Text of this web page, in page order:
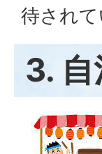
待されて
3.